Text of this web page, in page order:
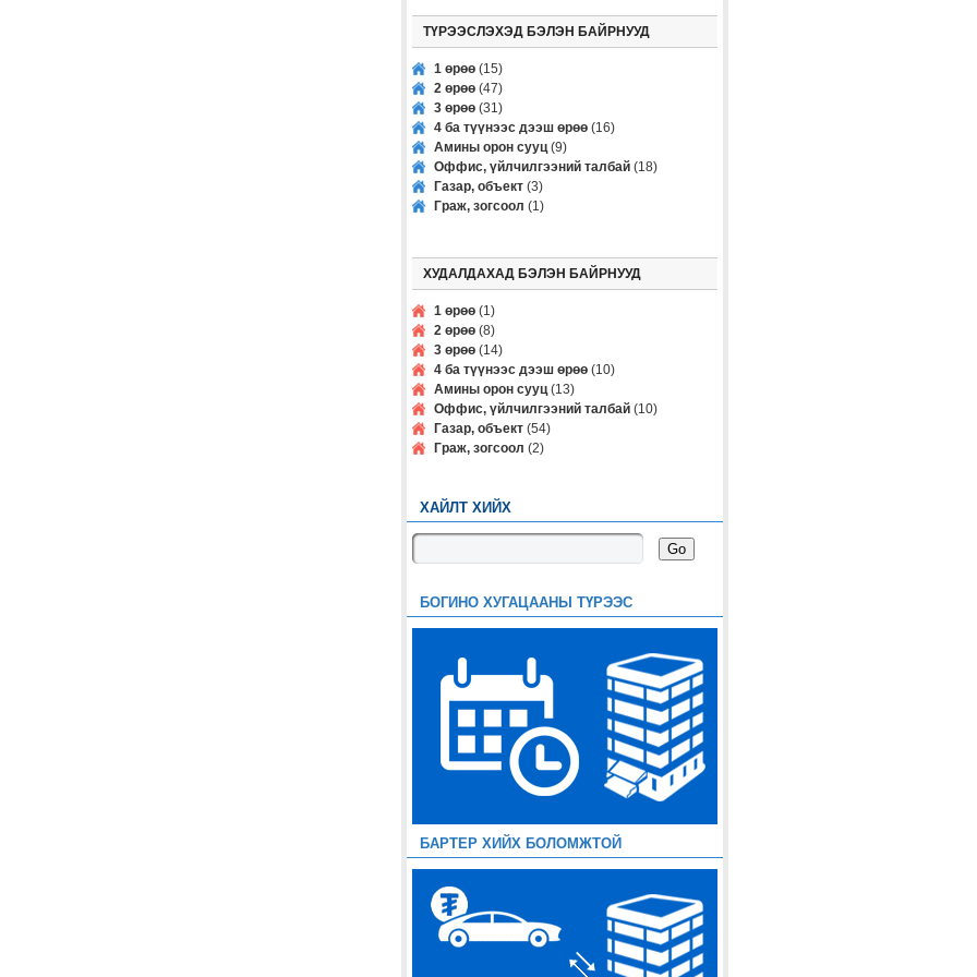
ТҮРЭЭСЛЭХЭД БЭЛЭН БАЙРНУУД
1 өрөө(15)
2 өрөө(47)
3 өрөө(31)
4 ба түүнээс дээш өрөө(16)
Амины орон сууц(9)
Оффис, үйлчилгээний талбай(18)
Газар, объект(3)
Граж, зогсоол (1)
ХУДАЛДАХАД БЭЛЭН БАЙРНУУД
1 өрөө(1)
2 өрөө(8)
3 өрөө(14)
4 ба түүнээс дээш өрөө(10)
Амины орон сууц(13)
Оффис, үйлчилгээний талбай(10)
Газар, объект(54)
Граж, зогсоол (2)
ХАЙЛТ ХИЙХ
БОГИНО ХУГАЦААНЫ ТҮРЭЭС
БАРТЕР ХИЙХ БОЛОМЖТОЙ